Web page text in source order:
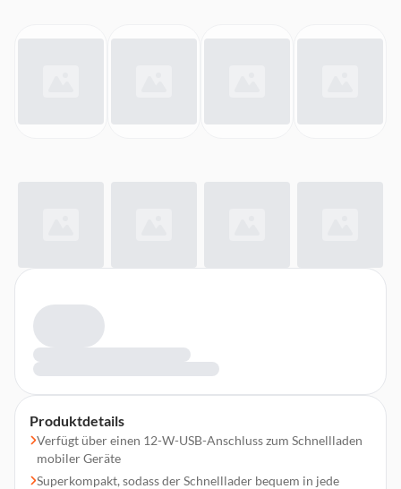
Produktdetails
Verfügt über einen 12-W-USB-Anschluss zum Schnellladen
mobiler Geräte
Superkompakt, sodass der Schnelllader bequem in jede